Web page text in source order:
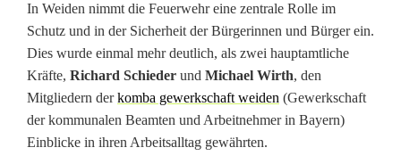
F
e
u
e
r
In Weiden nimmt die Feuerwehr eine zentrale Rolle im
Schutz und in der Sicherheit der Bürgerinnen und Bürger ein.
Dies wurde einmal mehr deutlich, als zwei hauptamtliche
Kräfte, Richard Schieder und Michael Wirth, den
Mitgliedern derkomba gewerkschaft weiden (Gewerkschaft
der kommunalen Beamten und Arbeitnehmer in Bayern)
Einblicke in ihren Arbeitsalltag gewährten.